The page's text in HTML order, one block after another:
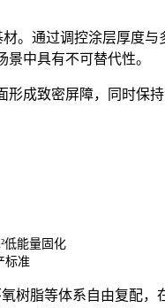
。通过调控涂层厚度
中具有不可替代性。
成致密屏障，同时保
低能量固化
标准
树脂等体系自由复配